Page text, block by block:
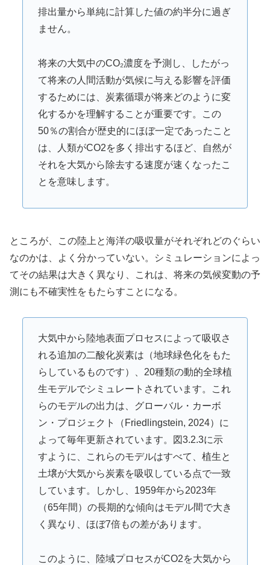
排出量から単純に計算した値の約半分に過ぎ
ません。
将来の大気中のCO₂濃度を予測し、したがっ
て将来の人間活動が気候に与える影響を評価
するためには、炭素循環が将来どのように変
化するかを理解することが重要です。この
50％の割合が歴史的にほぼ一定であったこと
は、人類がCO2を多く排出するほど、自然が
それを大気から除去する速度が速くなったこ
とを意味します。
ところが、この陸上と海洋の吸収量がそれぞれどのぐらい
なのかは、よく分かっていない。シミュレーションによっ
てその結果は大きく異なり、これは、将来の気候変動の予
測にも不確実性をもたらすことになる。
大気中から陸地表面プロセスによって吸収さ
れる追加の二酸化炭素は（地球緑色化をもた
らしているものです）、20種類の動的全球植
生モデルでシミュレートされています。これ
らのモデルの出力は、グローバル・カーボ
ン・プロジェクト（Friedlingstein, 2024）に
よって毎年更新されています。図3.2.3に示
すように、これらのモデルはすべて、植生と
土壌が大気から炭素を吸収している点で一致
しています。しかし、1959年から2023年
（65年間）の長期的な傾向はモデル間で大き
く異なり、ほぼ7倍もの差があります。
このように、陸域プロセスがCO2を大気から